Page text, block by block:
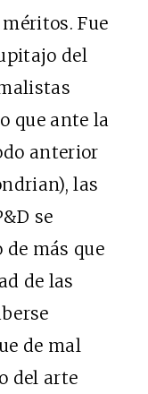
Fue
del
que ante la
anterior
las
se
más que
de las
de mal
del arte